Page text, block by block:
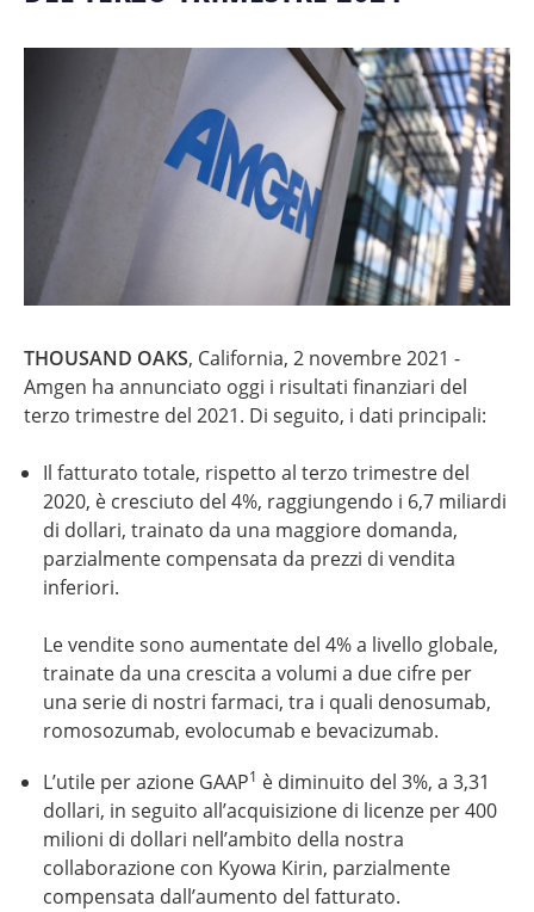
THOUSAND OAKS, California, 2 novembre 2021 -
Amgen ha annunciato oggi i risultati finanziari del
terzo trimestre del 2021. Di seguito, i dati principali:
Il fatturato totale, rispetto al terzo trimestre del
2020, è cresciuto del 4%, raggiungendo i 6,7 miliardi
di dollari, trainato da una maggiore domanda,
parzialmente compensata da prezzi di vendita
inferiori.
Le vendite sono aumentate del 4% a livello globale,
trainate da una crescita a volumi a due cifre per
una serie di nostri farmaci, tra i quali denosumab,
romosozumab, evolocumab e bevacizumab.
L’utile per azione GAAP1 è diminuito del 3%, a 3,31
dollari, in seguito all’acquisizione di licenze per 400
milioni di dollari nell’ambito della nostra
collaborazione con Kyowa Kirin, parzialmente
compensata dall’aumento del fatturato.